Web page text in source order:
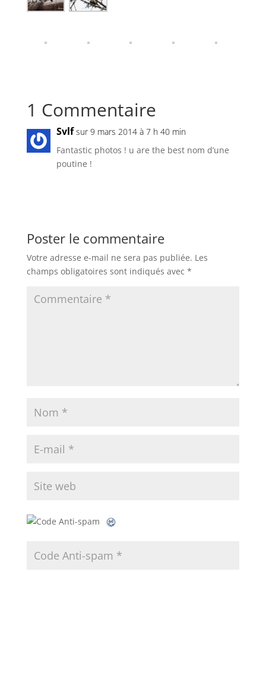
1 Commentaire
Svlf sur 9 mars 2014 à 7 h 40 min
Fantastic photos ! u are the best nom d’une
poutine !
Poster le commentaire
Votre adresse e-mail ne sera pas publiée. Les
champs obligatoires sont indiqués avec *